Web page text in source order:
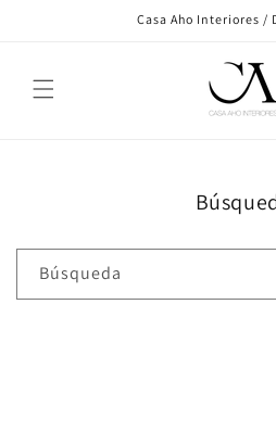
Casa Aho Interiores /
Búsqueda